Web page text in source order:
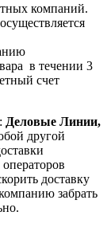
компаний.
в течении 3
счет
Деловые Линии,
другой
доставку
забрать